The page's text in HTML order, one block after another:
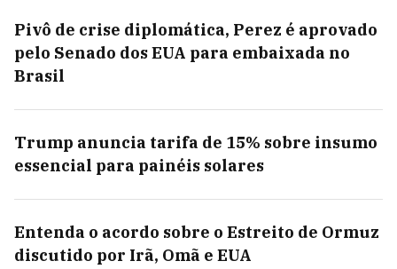
Pivô de crise diplomática, Perez é aprovado
pelo Senado dos EUA para embaixada no
Brasil
Trump anuncia tarifa de 15% sobre insumo
essencial para painéis solares
Entenda o acordo sobre o Estreito de Ormuz
discutido por Irã, Omã e EUA